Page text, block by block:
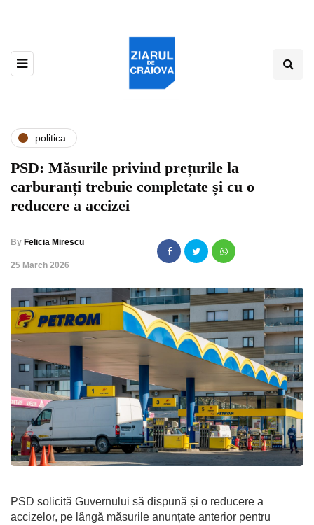
politica
PSD: Măsurile privind prețurile la
carburanți trebuie completate și cu o
reducere a accizei
By Felicia Mirescu
,25 March 2026
PSD solicită Guvernului să dispună și o reducere a
accizelor, pe lângă măsurile anunțate anterior pentru